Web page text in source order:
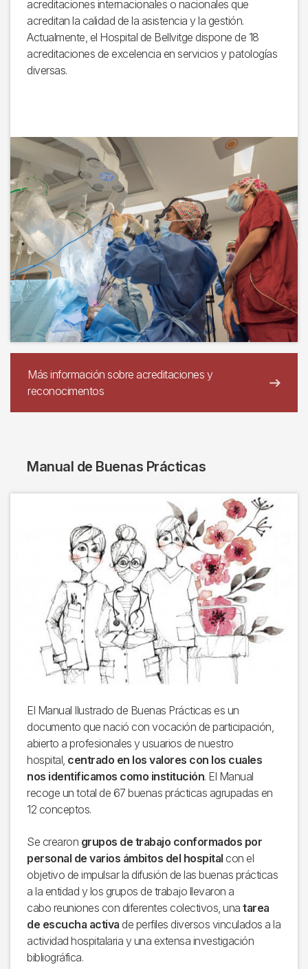
acreditaciones internacionales o nacionales que
acreditan la calidad de la asistencia y la gestión.
Actualmente, el Hospital de Bellvitge dispone de 18
acreditaciones de excelencia en servicios y patologías
diversas.
Imagen
Más información sobre acreditaciones y
reconocimentos
Manual de Buenas Prácticas
El Manual Ilustrado de Buenas Prácticas es un
documento que nació con vocación de participación,
abierto a profesionales y usuarios de nuestro
hospital, centrado en los valores con los cuales
nos identificamos como institución. El Manual
recoge un total de 67 buenas prácticas agrupadas en
12 conceptos.
Se crearon grupos de trabajo conformados por
personal de varios ámbitos del hospital con el
objetivo de impulsar la difusión de las buenas prácticas
a la entidad y los grupos de trabajo llevaron a
cabo reuniones con diferentes colectivos, una tarea
de escucha activa de perfiles diversos vinculados a la
actividad hospitalaria y una extensa investigación
bibliográfica.